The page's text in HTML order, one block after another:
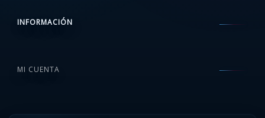
INFORMACIÓN
MI CUENTA